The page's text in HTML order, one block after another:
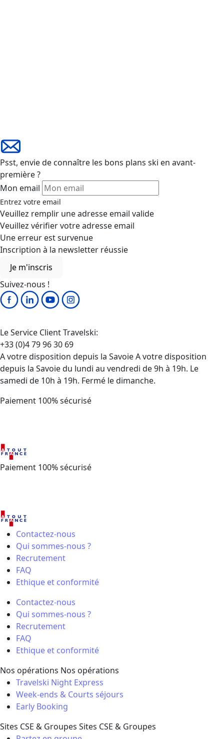
Psst, envie de connaître les bons plans ski en avant-
première ?
Mon email
Entrez votre email
Veuillez remplir une adresse email valide
Veuillez vérifier votre adresse email
Une erreur est survenue
Inscription à la newsletter réussie
Je m'inscris
Suivez-nous !
Le Service Client Travelski:
+33 (0)4 79 96 30 69
A votre disposition depuis la Savoie A votre disposition
depuis la Savoie du lundi au vendredi de 9h à 19h. Le
samedi de 10h à 19h. Fermé le dimanche.
Paiement 100% sécurisé
Paiement 100% sécurisé
Contactez-nous
Qui sommes-nous ?
Recrutement
FAQ
Ethique et conformité
Contactez-nous
Qui sommes-nous ?
Recrutement
FAQ
Ethique et conformité
Nos opérations Nos opérations
Travelski Night Express
Week-ends & Courts séjours
Early Booking
Sites CSE & Groupes Sites CSE & Groupes